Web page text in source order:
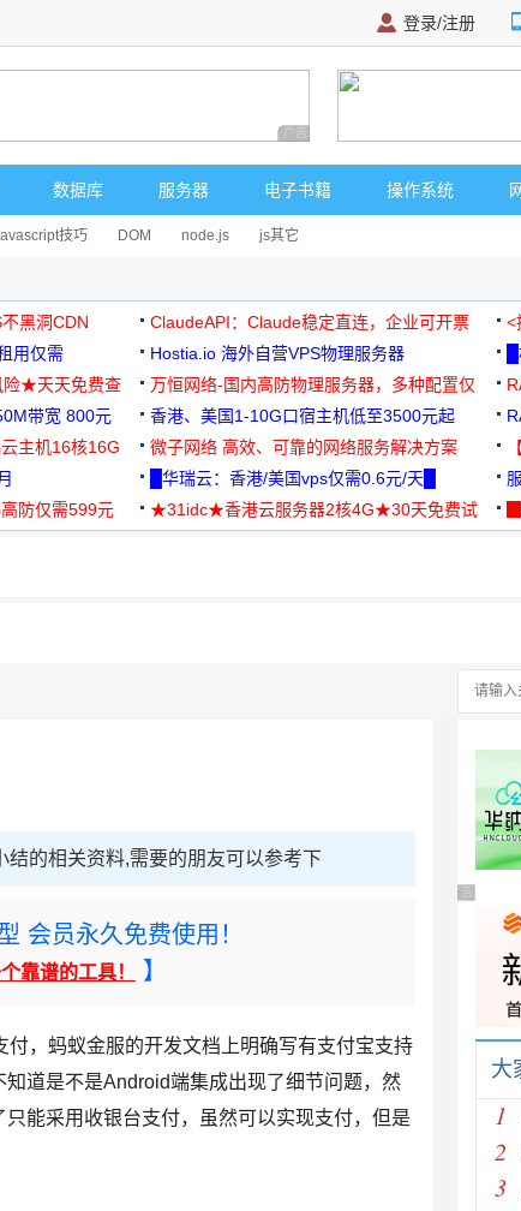
登录/注册
广告 商业广告，理性选择
数据库 服务器 电子书籍 操作系统
技巧 DOM node.js js其它
黑洞CDN ClaudeAPI：Claude稳定直连，企业可开票
<
用仅需
Hostia.io 海外自营VPS物理服务器
险★天天免费查
万恒网络-国内高防物理服务器，多种配置仅
99元/月起
带宽 800元 香港、美国1-10G口宿主机低至3500元起
主机16核16G
微子网络 高效、可靠的网络服务解决方案
█华瑞云：香港/美国vps仅需0.6元/天█
防仅需599元
★31idc★香港云服务器2核4G★30天免费试
的相关资料,需要的朋友可以参考下
会员永久免费使用！
靠谱的工具！ 】
，蚂蚁金服的开发文档上明确写有支付宝支持
道是不是Android端集成出现了细节问题，然
能采用收银台支付，虽然可以实现支付，但是
广告 商业广
大
1
2
3